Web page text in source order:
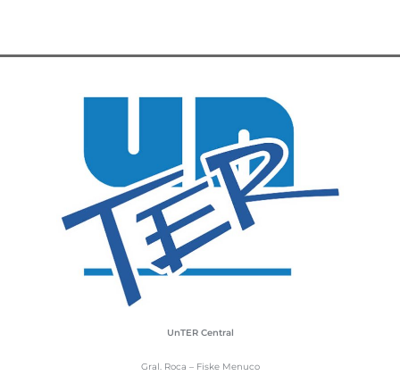
UnTER Central
Gral. Roca – Fiske Menuco